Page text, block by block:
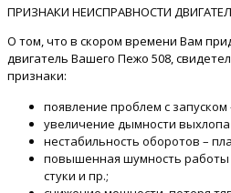
ПРИЗНАКИ НЕИСПРАВНОСТИ
О том, что в скором времени Вам
двигатель Вашего Пежо 508,
признаки:
появление проблем с запуском
увеличение дымности
нестабильность оборотов –
повышенная шумность
стуки и пр.;